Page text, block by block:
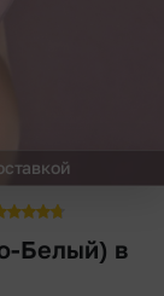
Белый) в